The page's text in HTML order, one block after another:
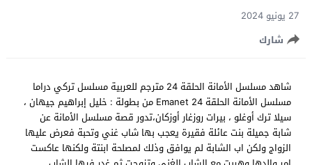
27 يونيو 2024
شارك
شاهد مسلسل الأمانة الحلقة 24 مترجم للعربية مسلسل تركي دراما
مسلسل الأمانة الحلقة 24 Emanet من بطولة : خليل إبراهيم جيهان ،
سيلا ترك أوغلو ، بيرات روزغار أوزكان،تدور قصة مسلسل الأمانة عن
شابة جميلة بنت عائلة فقيرة يعجب بها شاب غني وتحبة فعرض عليها
الزواج ولكن اب الشابة لم يوافق وذلك لمصلحة ابنتة ولكنها عاكست